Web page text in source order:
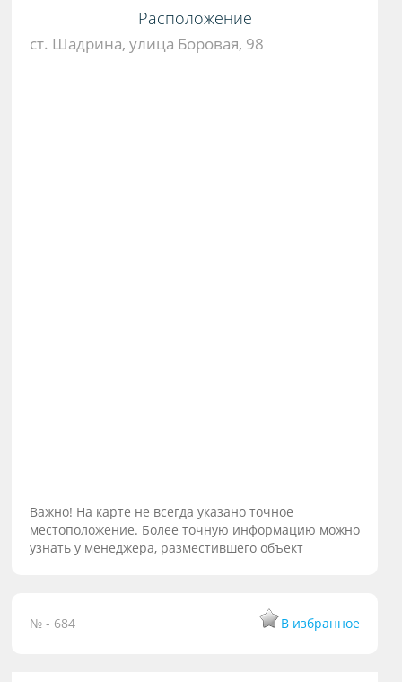
Расположение
ст. Шадрина, улица Боровая, 98
Важно! На карте не всегда указано точное
местоположение. Более точную информацию можно
узнать у менеджера, разместившего объект
№ - 684 В избранное